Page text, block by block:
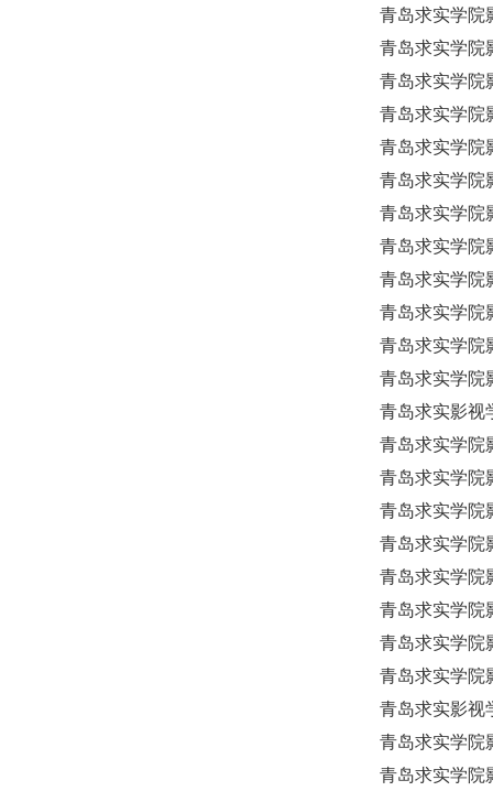
青岛求实学院
青岛求实学院
青岛求实学院
青岛求实学院
青岛求实学院
青岛求实学院
青岛求实学院
青岛求实学院
青岛求实学院
青岛求实学院
青岛求实学院
青岛求实学院
青岛求实影视
青岛求实学院
青岛求实学院
青岛求实学院
青岛求实学院
青岛求实学院
青岛求实学院
青岛求实学院
青岛求实学院
青岛求实影视
青岛求实学院
青岛求实学院